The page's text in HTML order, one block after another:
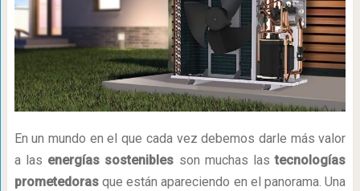
En un mundo en el que cada vez debemos darle más valor
a las energías sostenibles son muchas las tecnologías
prometedorasque están apareciendo en el panorama. Una